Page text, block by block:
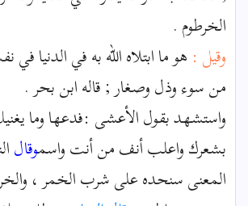
الخرطوم .
وقيل : هو ما ابتلاه الله به في الدنيا في
من سوء وذل وصغار ; قاله ابن بحر .
واستشهد بقول الأعشى :فدعها وما
بشعرك واعلب أنف من أنت واسموقال
المعنى سنحده على شرب الخمر ،